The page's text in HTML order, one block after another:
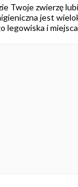
Twoje zwierzę
jest
legowiska i